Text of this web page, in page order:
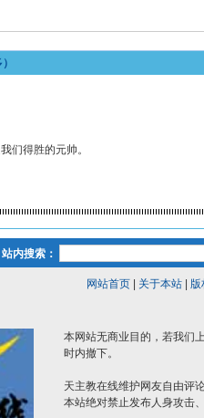
们得胜的元帅。
站内搜索：
网站首页| 关于本站| 版
本网站无商业目的，若我们
时内撤下。
天主教在线维护网友自由评
本站绝对禁止发布人身攻击